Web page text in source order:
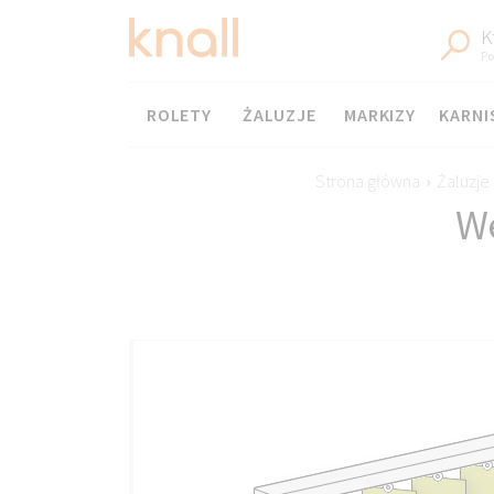
Menu
ROLETY ŻALUZJE MARKIZY
Strona główna › Żaluzje